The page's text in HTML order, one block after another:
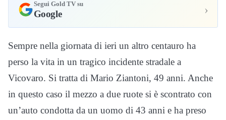
Segui Gold TV su
Google ›
Sempre nella giornata di ieri un altro centauro ha
perso la vita in un tragico incidente stradale a
Vicovaro. Si tratta di Mario Ziantoni, 49 anni. Anche
in questo caso il mezzo a due ruote si è scontrato con
un’auto condotta da un uomo di 43 anni e ha preso